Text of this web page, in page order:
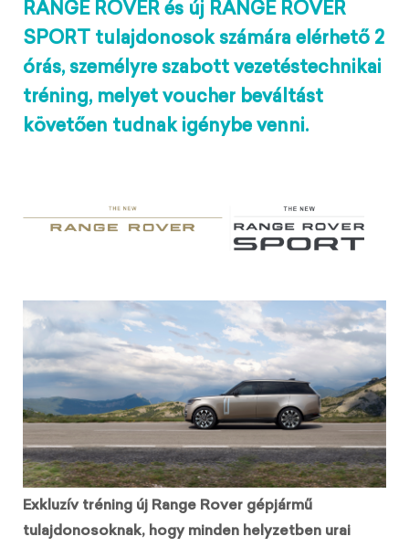
RANGE ROVER és új RANGE ROVER
SPORT tulajdonosok számára elérhető 2
órás, személyre szabott vezetéstechnikai
tréning, melyet voucher beváltást
követően tudnak igénybe venni.
Exkluzív tréning új Range Rover gépjármű
tulajdonosoknak, hogy minden helyzetben urai